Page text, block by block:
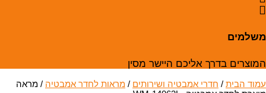
משלמים
המוצרים בדרך אליכם היישר מסין
עמוד הבית / חדרי אמבטיה ושירותים / מראות לחדר אמבטיה / מראה